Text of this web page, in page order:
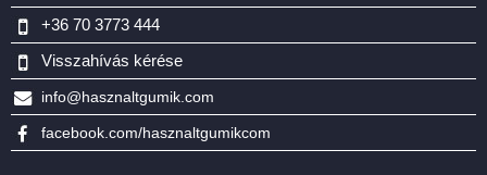
+36 70 3773 444
Visszahívás kérése
info@hasznaltgumik.com
facebook.com/hasznaltgumikcom